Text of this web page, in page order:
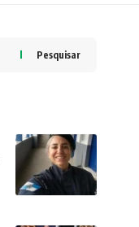
Pesquisar